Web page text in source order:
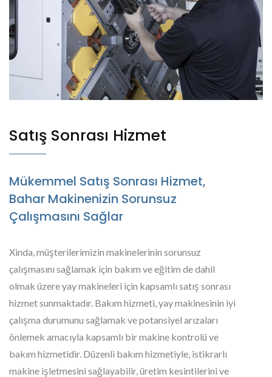
Satış Sonrası Hizmet
Mükemmel Satış Sonrası Hizmet,
Bahar Makinenizin Sorunsuz
Çalışmasını Sağlar
Xinda, müşterilerimizin makinelerinin sorunsuz
çalışmasını sağlamak için bakım ve eğitim de dahil
olmak üzere yay makineleri için kapsamlı satış sonrası
hizmet sunmaktadır. Bakım hizmeti, yay makinesinin iyi
çalışma durumunu sağlamak ve potansiyel arızaları
önlemek amacıyla kapsamlı bir makine kontrolü ve
bakım hizmetidir. Düzenli bakım hizmetiyle, istikrarlı
makine işletmesini sağlayabilir, üretim kesintilerini ve